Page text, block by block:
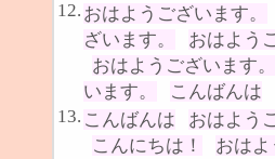
12. おはようございます。
ざいます。
おはよう
おはようございます。
います。
こんばんは
13. こんばんは おはよう
こんにちは！
おはよ